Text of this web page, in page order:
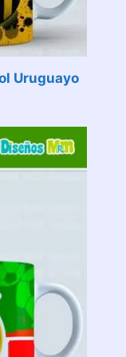
Uruguayo